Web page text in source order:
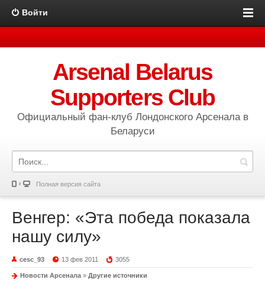
Войти
Arsenal Belarus
Supporters Club
Официальный фан-клуб Лондонского Арсенала в
Беларуси
Полная версия сайта
Венгер: «Эта победа показала
нашу силу»
cesc_93 13 фев 2011 3055
Новости Арсенала » Другие источники